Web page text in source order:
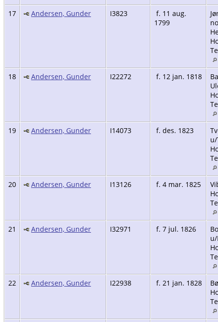
17 Andersen, Gunder I3823
f. 11 aug.
1799
18 Andersen, Gunder I22272 f. 12 jan. 1818
19 Andersen, Gunder I14073 f. des. 1823
20 Andersen, Gunder I13126 f. 4 mar. 1825
21 Andersen, Gunder I32971 f. 7 jul. 1826
22 Andersen, Gunder I22938 f. 21 jan. 1828